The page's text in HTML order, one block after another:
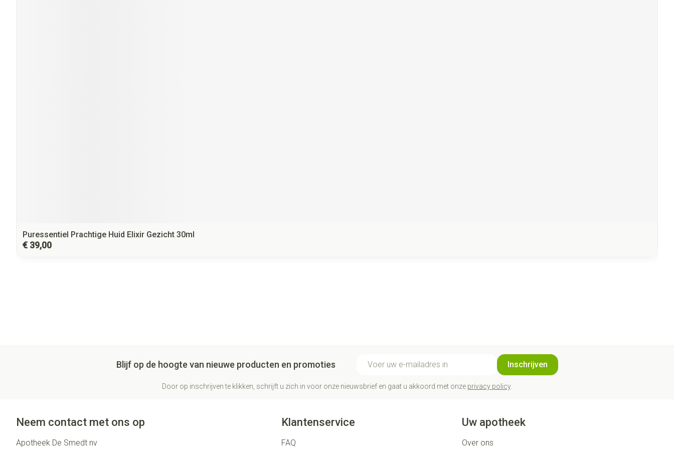
Puressentiel Prachtige Huid Elixir Gezicht 30ml
€ 39,00
Blijf op de hoogte van nieuwe producten en promoties Inschrijven
Door op inschrijven te klikken, schrijft u zich in voor onze nieuwsbrief en gaat u akkoord met onze privacy policy.
Neem contact met ons op
Apotheek De Smedt nv
Klantenservice
FAQ
Uw apotheek
Over ons